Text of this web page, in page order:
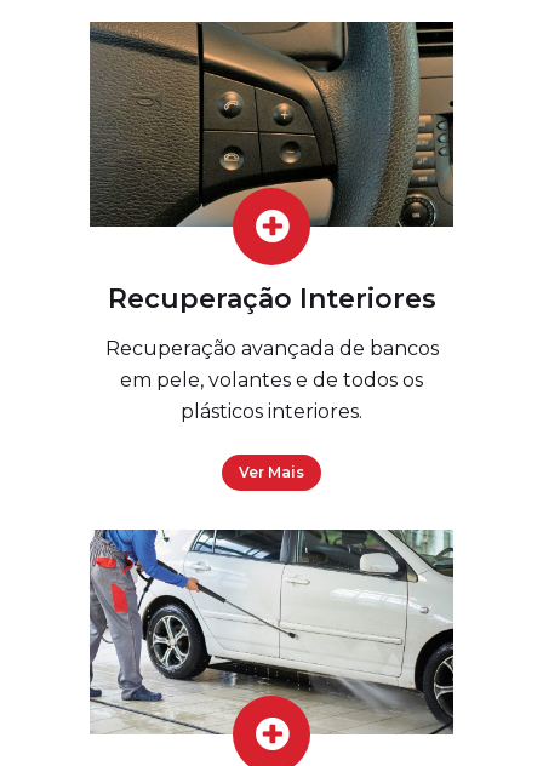
Recuperação Interiores
Recuperação avançada de bancos
em pele, volantes e de todos os
plásticos interiores.
Ver Mais